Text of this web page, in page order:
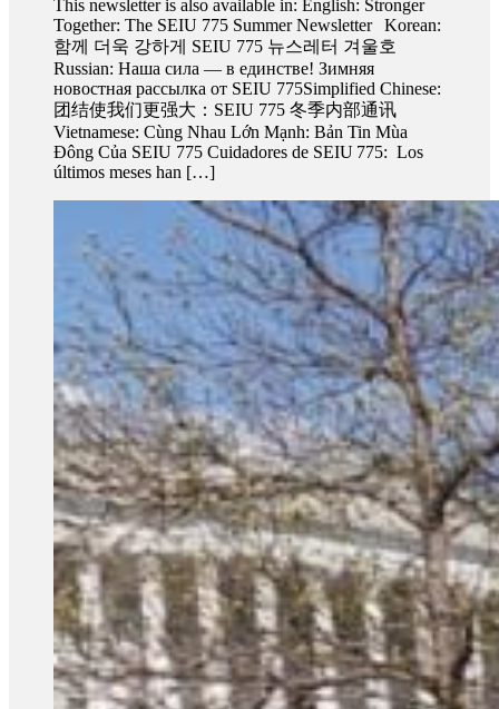
This newsletter is also available in: English: Stronger
Together: The SEIU 775 Summer Newsletter Korean:
함께 더욱 강하게 SEIU 775 뉴스레터 겨울호
Russian: Наша сила — в единстве! Зимняя
новостная рассылка от SEIU 775Simplified Chinese:
团结使我们更强大：SEIU 775 冬季内部通讯
Vietnamese: Cùng Nhau Lớn Mạnh: Bản Tin Mùa
Đông Của SEIU 775 Cuidadores de SEIU 775: Los
últimos meses han […]